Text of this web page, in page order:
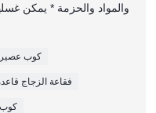
والمواد والحزمة * يمكن
كوب عصير
فقاعة الزجاج